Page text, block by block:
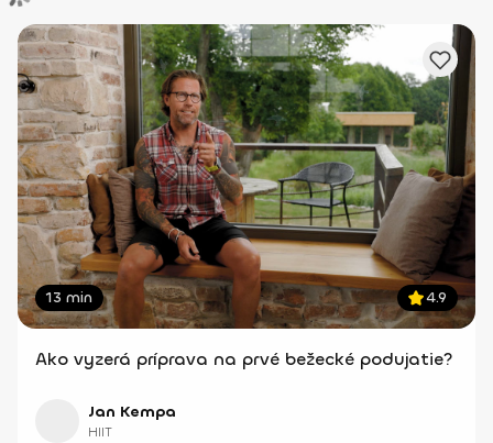
13 min 4.9
Ako vyzerá príprava na prvé bežecké podujatie?
Jan Kempa
HIIT